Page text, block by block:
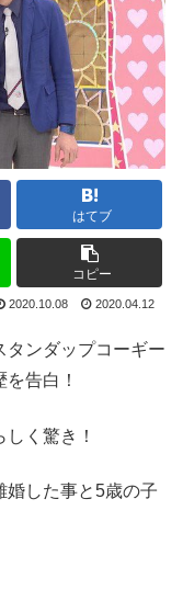
はてブ
コピー
2020.10.08 2020.04.12
タンダップコーギー
告白！
く驚き！
婚した事と5歳の子